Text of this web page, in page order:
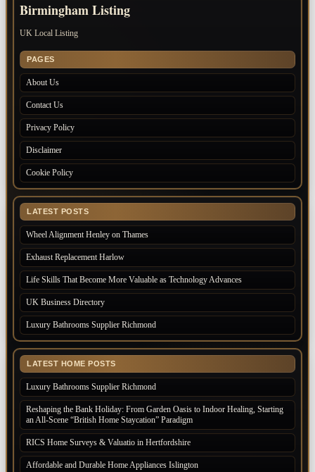
Birmingham Listing
UK Local Listing
PAGES
About Us
Contact Us
Privacy Policy
Disclaimer
Cookie Policy
LATEST POSTS
Wheel Alignment Henley on Thames
Exhaust Replacement Harlow
Life Skills That Become More Valuable as Technology Advances
UK Business Directory
Luxury Bathrooms Supplier Richmond
LATEST HOME POSTS
Luxury Bathrooms Supplier Richmond
Reshaping the Bank Holiday: From Garden Oasis to Indoor Healing, Starting
an All-Scene “British Home Staycation” Paradigm
RICS Home Surveys & Valuatio in Hertfordshire
Affordable and Durable Home Appliances Islington